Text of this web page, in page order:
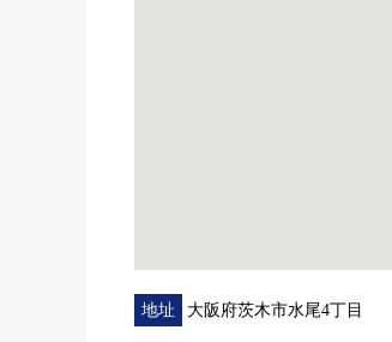
地址 大阪府茨木市水尾4丁目